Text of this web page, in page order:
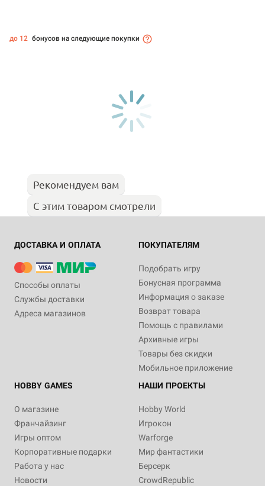
до 12 бонусов на следующие покупки
Рекомендуем вам
С этим товаром смотрели
ДОСТАВКА И ОПЛАТА
Способы оплаты
Службы доставки
Адреса магазинов
ПОКУПАТЕЛЯМ
Подобрать игру
Бонусная программа
Информация о заказе
Возврат товара
Помощь с правилами
Архивные игры
Товары без скидки
Мобильное приложение
HOBBY GAMES
О магазине
Франчайзинг
Игры оптом
Корпоративные подарки
Работа у нас
Новости
НАШИ ПРОЕКТЫ
Hobby World
Игрокон
Warforge
Мир фантастики
Берсерк
CrowdRepublic